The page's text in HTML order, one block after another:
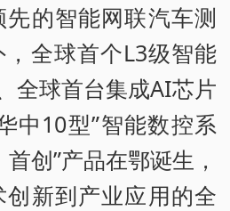
的智能网联汽车测
全球首个L3级智能
全球首台集成AI芯片
中10型”智能数控系
创”产品在鄂诞生，
创新到产业应用的全